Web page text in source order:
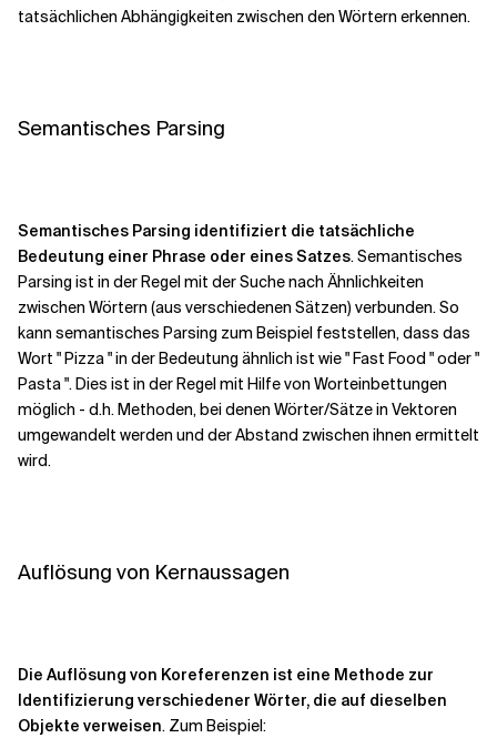
tatsächlichen Abhängigkeiten zwischen den Wörtern erkennen.
Semantisches Parsing
Semantisches Parsing identifiziert die tatsächliche
Bedeutung einer Phrase oder eines Satzes. Semantisches
Parsing ist in der Regel mit der Suche nach Ähnlichkeiten
zwischen Wörtern (aus verschiedenen Sätzen) verbunden. So
kann semantisches Parsing zum Beispiel feststellen, dass das
Wort " Pizza" in der Bedeutung ähnlich ist wie " Fast Food " oder "
Pasta". Dies ist in der Regel mit Hilfe von Worteinbettungen
möglich - d.h. Methoden, bei denen Wörter/Sätze in Vektoren
umgewandelt werden und der Abstand zwischen ihnen ermittelt
wird.
Auflösung von Kernaussagen
Die Auflösung von Koreferenzen ist eine Methode zur
Identifizierung verschiedener Wörter, die auf dieselben
Objekte verweisen. Zum Beispiel: